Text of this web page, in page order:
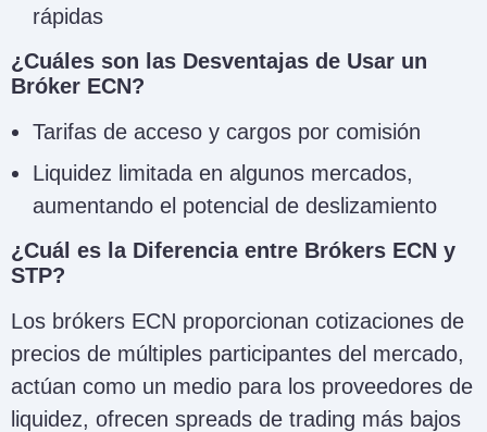
rápidas
¿Cuáles son las Desventajas de Usar un
Bróker ECN?
Tarifas de acceso y cargos por comisión
Liquidez limitada en algunos mercados,
aumentando el potencial de deslizamiento
¿Cuál es la Diferencia entre Brókers ECN y
STP?
Los brókers ECN proporcionan cotizaciones de
precios de múltiples participantes del mercado,
actúan como un medio para los proveedores de
liquidez, ofrecen spreads de trading más bajos